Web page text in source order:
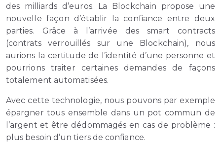
des milliards d’euros. La Blockchain propose une
nouvelle façon d’établir la confiance entre deux
parties. Grâce à l’arrivée des smart contracts
(contrats verrouillés sur une Blockchain), nous
aurions la certitude de l’identité d’une personne et
pourrions traiter certaines demandes de façons
totalement automatisées.
Avec cette technologie, nous pouvons par exemple
épargner tous ensemble dans un pot commun de
l’argent et être dédommagés en cas de problème :
plus besoin d’un tiers de confiance.